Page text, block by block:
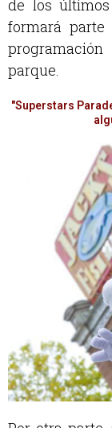
de los últimos
formará
parque.
"Superstars